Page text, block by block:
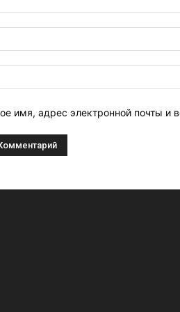
имя, адрес электронной почты и